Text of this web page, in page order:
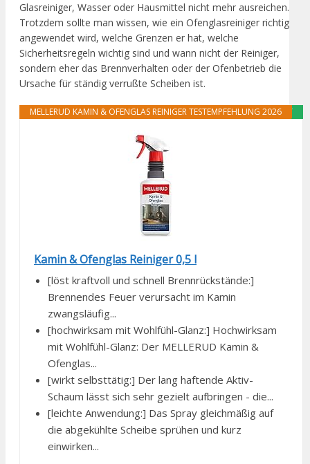
Glasreiniger, Wasser oder Hausmittel nicht mehr ausreichen.
Trotzdem sollte man wissen, wie ein Ofenglasreiniger richtig
angewendet wird, welche Grenzen er hat, welche
Sicherheitsregeln wichtig sind und wann nicht der Reiniger,
sondern eher das Brennverhalten oder der Ofenbetrieb die
Ursache für ständig verrußte Scheiben ist.
ANGEBOT
MELLERUD KAMIN & OFENGLAS REINIGER TESTEMPFEHLUNG 2026
Kamin & Ofenglas Reiniger 0,5 l
[löst kraftvoll und schnell Brennrückstände:]
Brennendes Feuer verursacht im Kamin
zwangsläufig...
[hochwirksam mit Wohlfühl-Glanz:] Hochwirksam
mit Wohlfühl-Glanz: Der MELLERUD Kamin &
Ofenglas...
[wirkt selbsttätig:] Der lang haftende Aktiv-
Schaum lässt sich sehr gezielt aufbringen - die...
[leichte Anwendung:] Das Spray gleichmäßig auf
die abgekühlte Scheibe sprühen und kurz
einwirken...